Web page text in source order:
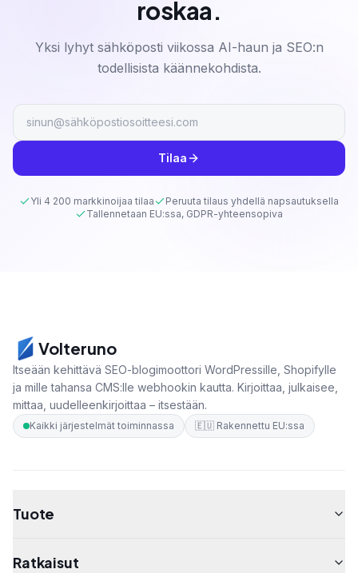
roskaa.
Yksi lyhyt sähköposti viikossa AI-haun ja SEO:n
todellisista käännekohdista.
Tilaa
Yli 4 200 markkinoijaa tilaa
Peruuta tilaus yhdellä napsautuksella
Tallennetaan EU:ssa, GDPR-yhteensopiva
Volteruno
Itseään kehittävä SEO-blogimoottori WordPressille, Shopifylle
ja mille tahansa CMS:lle webhookin kautta. Kirjoittaa, julkaisee,
mittaa, uudelleenkirjoittaa – itsestään.
Kaikki järjestelmät toiminnassa 🇪🇺 Rakennettu EU:ssa
Tuote
Ratkaisut